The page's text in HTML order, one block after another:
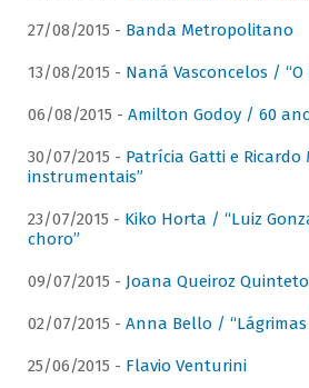
27/08/2015 - Banda Metropolitano
13/08/2015 - Naná Vasconcelos /
06/08/2015 - Amilton Godoy / 60
30/07/2015 - Patrícia Gatti e
instrumentais”
23/07/2015 - Kiko Horta / “Luiz
choro”
09/07/2015 - Joana Queiroz Quinteto
02/07/2015 - Anna Bello / “Lágrimas
25/06/2015 - Flavio Venturini